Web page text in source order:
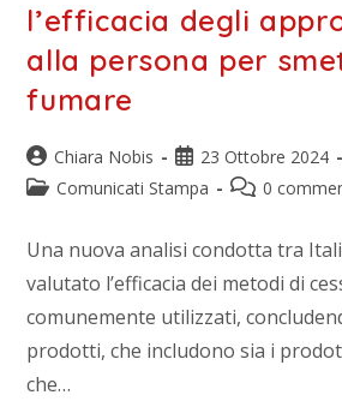
l’efficacia degli
alla persona per
fumare
Chiara Nobis
23 Ottobre 2024
Comunicati Stampa
0
Una nuova analisi condotta tra
valutato l’efficacia dei metodi di
comunemente utilizzati,
prodotti, che includono sia i
che…